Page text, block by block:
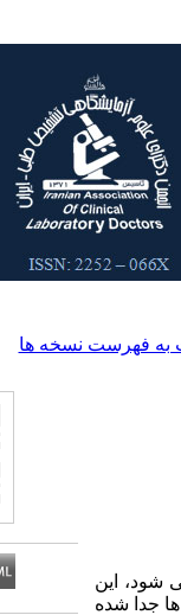
به فهرست نسخه ها
شود، این
جدا شده